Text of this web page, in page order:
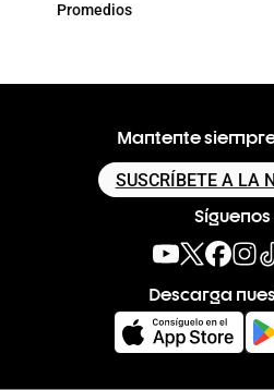
Promedios
Mantente
SUSCRÍBETE A LA
Síguenos
Descarga